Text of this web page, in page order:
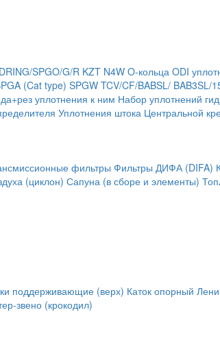
DRING/SPGO/G/R KZT N4W O-кольца ODI
(Cat type) SPGW TCV/CF/BABSL/ BAB3SL/
уплотнения к ним Набор уплотнений
Уплотнения штока Центральной
фильтры Фильтры ДИФА (DIFA)
(циклон) Сапуна (в сборе и элементы)
поддерживающие (верх) Каток опорный
звено (крокодил)